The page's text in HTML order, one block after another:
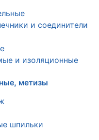
и соединители
и изоляционные
метизы
шпильки